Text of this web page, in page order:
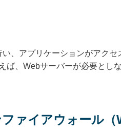
、アプリケーションがアク
ば、Webサーバーが必要とし
ァイアウォール（